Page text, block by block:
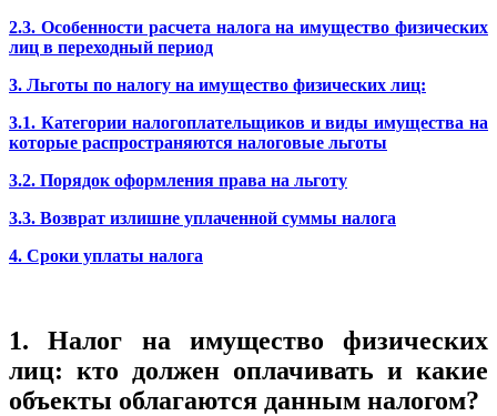
2.3. Особенности расчета налога на имущество физических
лиц в переходный период
3. Льготы по налогу на имущество физических лиц:
3.1. Категории налогоплательщиков и виды имущества на
которые распространяются налоговые льготы
3.2. Порядок оформления права на льготу
3.3. Возврат излишне уплаченной суммы налога
4. Сроки уплаты налога
1. Налог на имущество физических
лиц: кто должен оплачивать и какие
объекты облагаются данным налогом?